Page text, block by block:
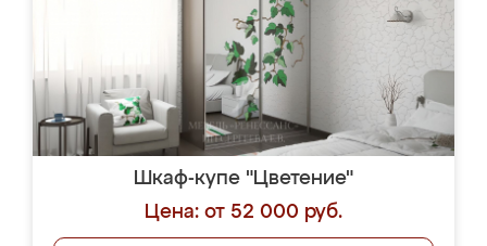
Шкаф-купе "Цветение"
Цена: от 52 000 руб.